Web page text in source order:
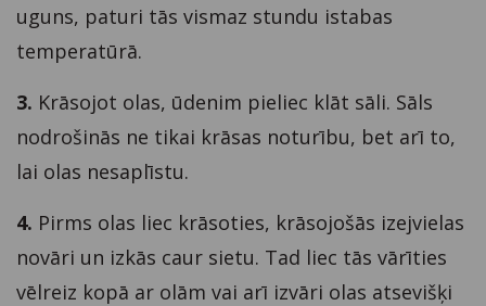
uguns, paturi tās vismaz stundu istabas
temperatūrā.
3. Krāsojot olas, ūdenim pieliec klāt sāli. Sāls
nodrošinās ne tikai krāsas noturību, bet arī to,
lai olas nesaplīstu.
4. Pirms olas liec krāsoties, krāsojošās izejvielas
novāri un izkās caur sietu. Tad liec tās vārīties
vēlreiz kopā ar olām vai arī izvāri olas atsevišķi